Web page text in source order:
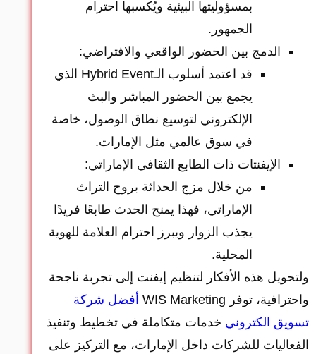
بمسؤوليتها البيئية ويُكسبها احترام
الجمهور.
الدمج بين الحضور الواقعي والافتراضي:
قد اعتمد أسلوب الـHybrid Event الذي
يجمع بين الحضور المباشر والبث
الإلكتروني لتوسيع نطاق الوصول، خاصة
في سوق عالمي مثل الإمارات.
الإيفنتات ذات الطابع الثقافي الإماراتي:
من خلال مزج الحداثة بروح التراث
الإماراتي، فهذا يمنح الحدث طابعًا فريدًا
يجذب الزوار ويبرز احترام العلامة للهوية
المحلية.
ولتحويل هذه الأفكار لتنظيم إيفنت إلى تجربة ناجحة
واحترافية، توفر WIS Marketing
أفضل شركة
تسويق الكتروني خدمات متكاملة في تخطيط وتنفيذ
الفعاليات للشركات داخل الإمارات، مع التركيز على